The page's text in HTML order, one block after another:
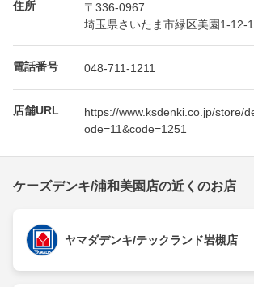
住所
〒336-0967
埼玉県さいたま市緑区美園1-12-1
電話番号 048-711-1211
店舗URL
https://www.ksdenki.co.jp/store/
ode=11&code=1251
ケーズデンキ/浦和美園店の近くのお店
ヤマダデンキ/テックランド岩槻店